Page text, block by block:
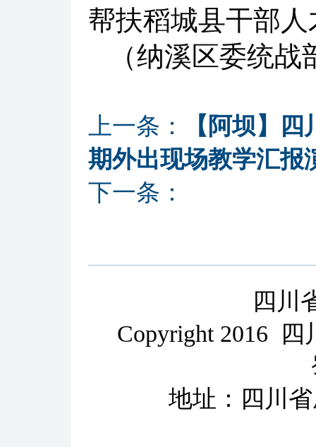
帮扶稻城县干部
（纳溪区委统
上一条：
【阿坝】
期外出现场教学汇报
下一条：
四川
Copyright 2016 四
地址：四川省